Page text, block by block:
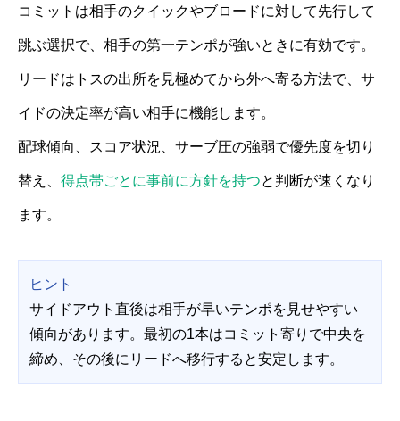
コミットは相手のクイックやブロードに対して先行して
跳ぶ選択で、相手の第一テンポが強いときに有効です。
リードはトスの出所を見極めてから外へ寄る方法で、サ
イドの決定率が高い相手に機能します。
配球傾向、スコア状況、サーブ圧の強弱で優先度を切り
替え、 得点帯ごとに事前に方針を持つと判断が速くなり
ます。
ヒント
サイドアウト直後は相手が早いテンポを見せやすい
傾向があります。最初の1本はコミット寄りで中央を
締め、その後にリードへ移行すると安定します。